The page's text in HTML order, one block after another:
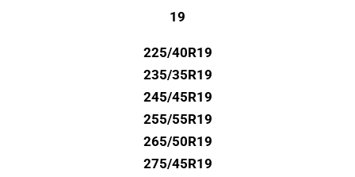
19
225/40R19
235/35R19
245/45R19
255/55R19
265/50R19
275/45R19